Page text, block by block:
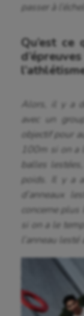
passer à
Qu’est
Alors, il y a
avec un
objectif pour
100m si on
balles
poids. Il y a
d’anneaux
concerne
si on a le
l’anneau lesté